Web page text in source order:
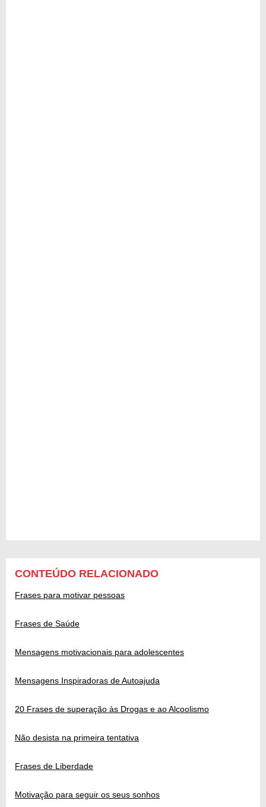
CONTEÚDO RELACIONADO
Frases para motivar pessoas
Frases de Saúde
Mensagens motivacionais para adolescentes
Mensagens Inspiradoras de Autoajuda
20 Frases de superação às Drogas e ao Alcoolismo
Não desista na primeira tentativa
Frases de Liberdade
Motivação para seguir os seus sonhos